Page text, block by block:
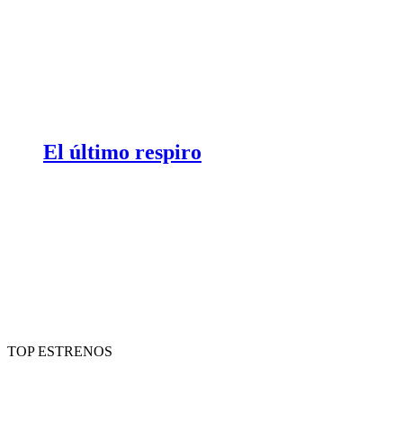
El último respiro
TOP ESTRENOS